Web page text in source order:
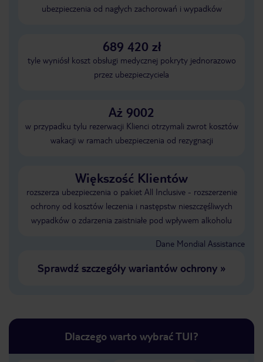
ubezpieczenia od nagłych zachorowań i wypadków
689 420 zł
tyle wyniósł koszt obsługi medycznej pokryty jednorazowo
przez ubezpieczyciela
Aż 9002
w przypadku tylu rezerwacji Klienci otrzymali zwrot kosztów
wakacji w ramach ubezpieczenia od rezygnacji
Większość Klientów
rozszerza ubezpieczenia o pakiet All Inclusive - rozszerzenie
ochrony od kosztów leczenia i następstw nieszczęśliwych
wypadków o zdarzenia zaistniałe pod wpływem alkoholu
Dane Mondial Assistance
Sprawdź szczegóły wariantów ochrony»
Dlaczego warto wybrać TUI?